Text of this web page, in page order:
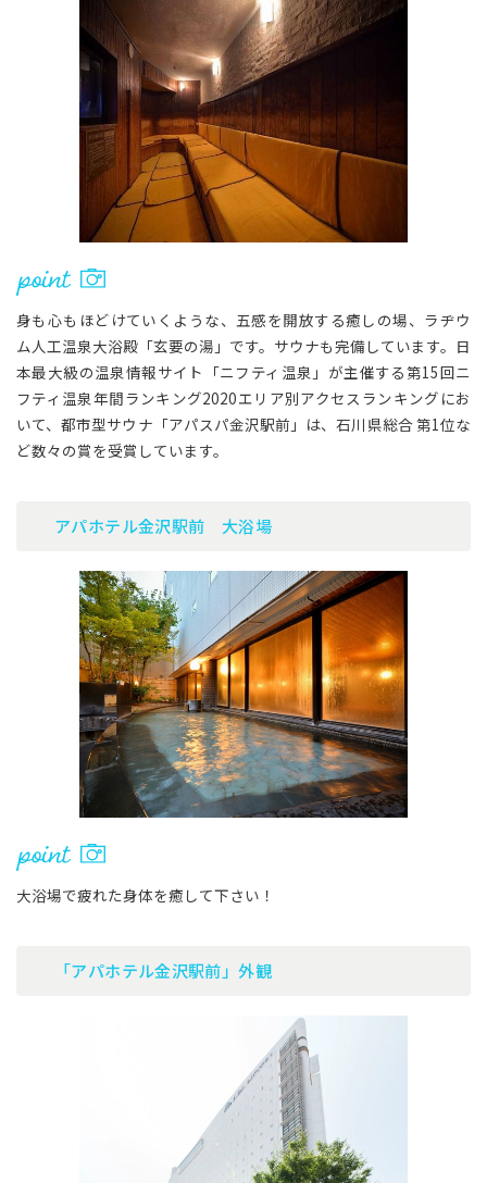
身も心もほどけていくような、五感を開放する癒しの場、ラヂウ
ム人工温泉大浴殿「玄要の湯」です。サウナも完備しています。日
本最大級の温泉情報サイト「ニフティ温泉」が主催する第15回ニ
フティ温泉年間ランキング2020エリア別アクセスランキングにお
いて、都市型サウナ「アパスパ金沢駅前」は、石川県総合 第1位な
ど数々の賞を受賞しています。
アパホテル金沢駅前 大浴場
大浴場で疲れた身体を癒して下さい！
「アパホテル金沢駅前」外観